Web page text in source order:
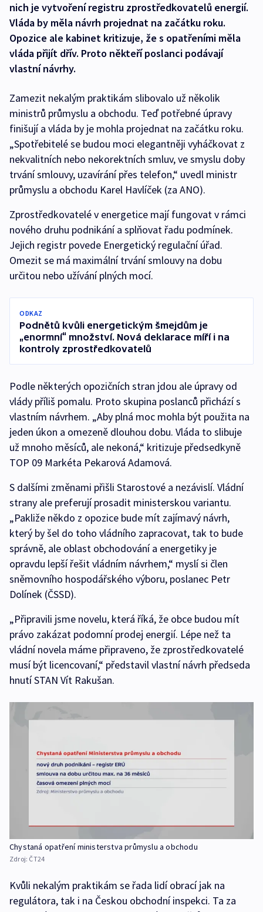
nich je vytvoření registru zprostředkovatelů energií.
Vláda by měla návrh projednat na začátku roku.
Opozice ale kabinet kritizuje, že s opatřeními měla
vláda přijít dřív. Proto někteří poslanci podávají
vlastní návrhy.
Zamezit nekalým praktikám slibovalo už několik
ministrů průmyslu a obchodu. Teď potřebné úpravy
finišují a vláda by je mohla projednat na začátku roku.
„Spotřebitelé se budou moci elegantněji vyháčkovat z
nekvalitních nebo nekorektních smluv, ve smyslu doby
trvání smlouvy, uzavírání přes telefon,“ uvedl ministr
průmyslu a obchodu Karel Havlíček (za ANO).
Zprostředkovatelé v energetice mají fungovat v rámci
nového druhu podnikání a splňovat řadu podmínek.
Jejich registr povede Energetický regulační úřad.
Omezit se má maximální trvání smlouvy na dobu
určitou nebo užívání plných mocí.
ODKAZ
Podnětů kvůli energetickým šmejdům je
„enormní“ množství. Nová deklarace míří i na
kontroly zprostředkovatelů
Podle některých opozičních stran jdou ale úpravy od
vlády příliš pomalu. Proto skupina poslanců přichází s
vlastním návrhem. „Aby plná moc mohla být použita na
jeden úkon a omezeně dlouhou dobu. Vláda to slibuje
už mnoho měsíců, ale nekoná,“ kritizuje předsedkyně
TOP 09 Markéta Pekarová Adamová.
S dalšími změnami přišli Starostové a nezávislí. Vládní
strany ale preferují prosadit ministerskou variantu.
„Pakliže někdo z opozice bude mít zajímavý návrh,
který by šel do toho vládního zapracovat, tak to bude
správně, ale oblast obchodování a energetiky je
opravdu lepší řešit vládním návrhem,“ myslí si člen
sněmovního hospodářského výboru, poslanec Petr
Dolínek (ČSSD).
„Připravili jsme novelu, která říká, že obce budou mít
právo zakázat podomní prodej energií. Lépe než ta
vládní novela máme připraveno, že zprostředkovatelé
musí být licencovaní,“ představil vlastní návrh předseda
hnutí STAN Vít Rakušan.
Chystaná opatření ministerstva průmyslu a obchodu
Zdroj: ČT24
Kvůli nekalým praktikám se řada lidí obrací jak na
regulátora, tak i na Českou obchodní inspekci. Ta za